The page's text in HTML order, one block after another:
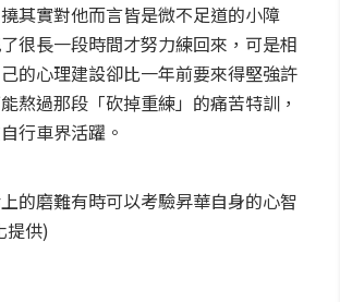
其實對他而言皆是微不足道的小障
很長一段時間才努力練回來，可是相
的心理建設卻比一年前要來得堅強許
熬過那段「砍掉重練」的痛苦特訓，
行車界活躍。
的磨難有時可以考驗昇華自身的心智
提供)